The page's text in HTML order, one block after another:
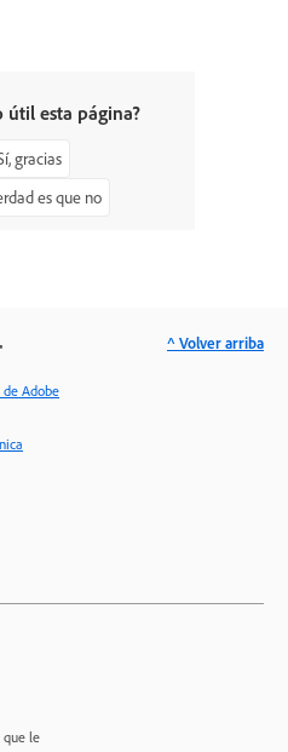
útil esta página?
gracias
es que no
Adobe
que le
^ Volver arriba